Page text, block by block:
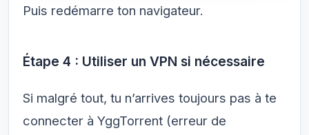
Puis redémarre ton navigateur.
Étape 4 : Utiliser un VPN si nécessaire
Si malgré tout, tu n’arrives toujours pas à te
connecter à YggTorrent (erreur de